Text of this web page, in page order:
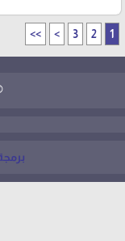
1
2
3
>
>>